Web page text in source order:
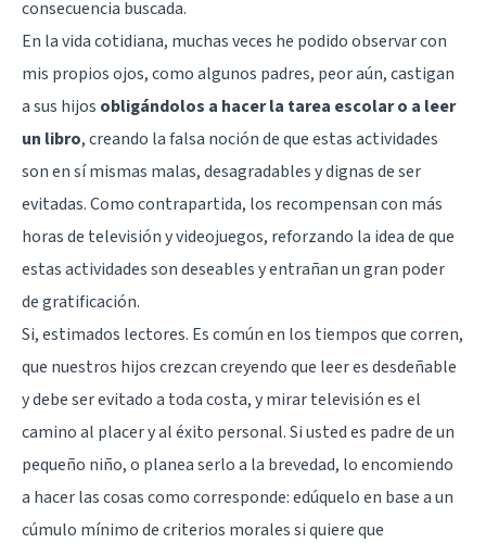
consecuencia buscada.
En la vida cotidiana, muchas veces he podido observar con
mis propios ojos, como algunos padres, peor aún, castigan
a sus hijos obligándolos a hacer la tarea escolar o a leer
un libro, creando la falsa noción de que estas actividades
son en sí mismas malas, desagradables y dignas de ser
evitadas. Como contrapartida, los recompensan con más
horas de televisión y videojuegos, reforzando la idea de que
estas actividades son deseables y entrañan un gran poder
de gratificación.
Si, estimados lectores. Es común en los tiempos que corren,
que nuestros hijos crezcan creyendo que leer es desdeñable
y debe ser evitado a toda costa, y mirar televisión es el
camino al placer y al éxito personal. Si usted es padre de un
pequeño niño, o planea serlo a la brevedad, lo encomiendo
a hacer las cosas como corresponde: edúquelo en base a un
cúmulo mínimo de criterios morales si quiere que